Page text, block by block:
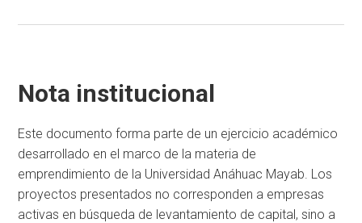
Nota institucional
Este documento forma parte de un ejercicio académico
desarrollado en el marco de la materia de
emprendimiento de la Universidad Anáhuac Mayab. Los
proyectos presentados no corresponden a empresas
activas en búsqueda de levantamiento de capital, sino a